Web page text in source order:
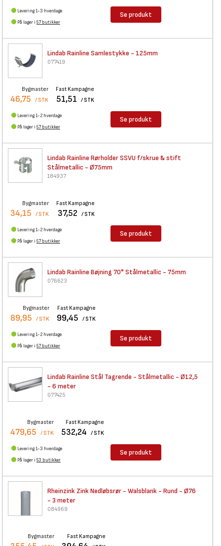
Levering 1-3 hverdage
På lager i 57 butikker
Se produkt
Lindab Rainline Samlestykke - 125mm
077419
Bygmaster
46,75 / STK
Fast Kampagne
51,51 / STK
Levering 1-2 hverdage
På lager i 57 butikker
Se produkt
Lindab Rainline Rørholder SSVU f/skrue & stift
Stålmetallic - Ø75mm
184937
Bygmaster
34,15 / STK
Fast Kampagne
37,52 / STK
Levering 1-2 hverdage
På lager i 57 butikker
Se produkt
Lindab Rainline Bøjning 70° Stålmetallic - 75mm
076623
Bygmaster
89,95 / STK
Fast Kampagne
99,45 / STK
Levering 1-2 hverdage
På lager i 57 butikker
Se produkt
Lindab Rainline Stål Tagrende - Stålmetallic - Ø12,5
- 6 meter
077425
Bygmaster
479,65 / STK
Fast Kampagne
532,24 / STK
Levering 1-3 hverdage
På lager i 53 butikker
Se produkt
Rheinzink Zink Nedløbsrør - Walsblank - Rund - Ø76
- 3 meter
084969
Bygmaster Fast Kampagne